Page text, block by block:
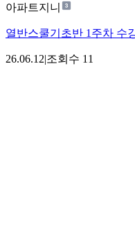
아파트지니
열반스쿨기초반 1주차 수
26.06.12|조회수 11